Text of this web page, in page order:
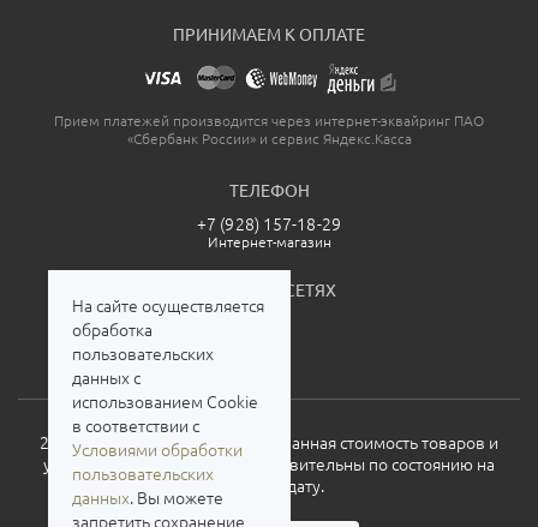
ПРИНИМАЕМ К ОПЛАТЕ
Прием платежей производится через интернет-эквайринг ПАО
«Сбербанк России» и сервис Яндекс.Касса
ТЕЛЕФОН
+7 (928) 157-18-29
Интернет-магазин
МЫ В СОЦСЕТЯХ
2026. Все права защищены. Указанная стоимость товаров и
условия их приобретения действительны по состоянию на
текущую дату.
На сайте осуществляется
обработка
пользовательских
данных с
использованием Cookie
в соответствии с
Условиями обработки
пользовательских
данных. Вы можете
запретить сохранение